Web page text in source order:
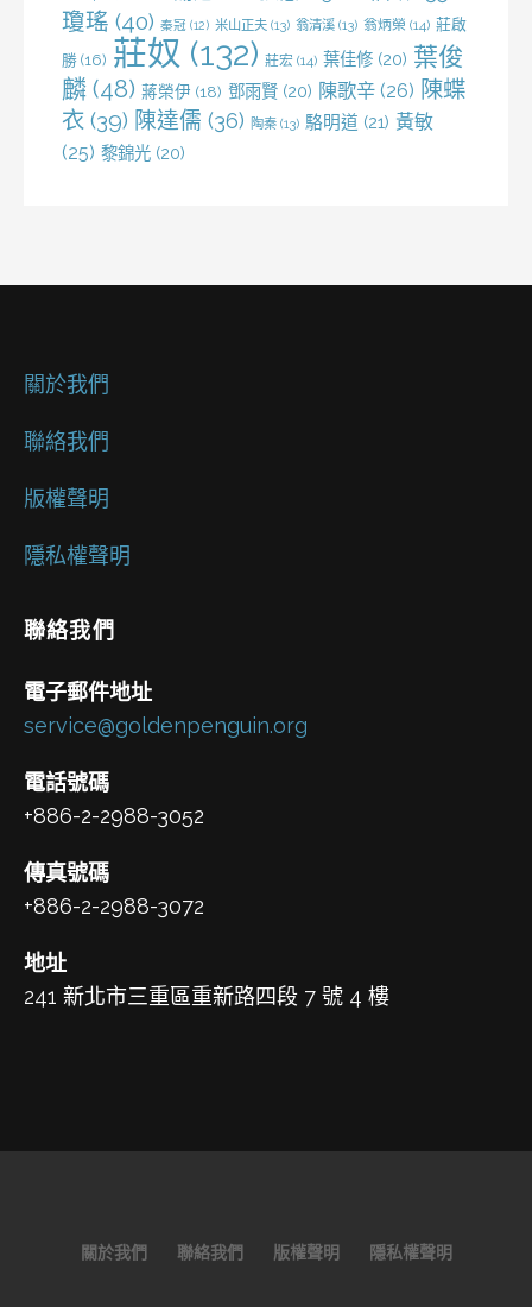
瓊瑤 (40) 秦冠 (12) 米山正夫 (13) 翁清溪 (13) 翁炳榮 (14) 莊啟
勝 (16) 莊奴 (132) 莊宏 (14) 葉佳修 (20) 葉俊
麟 (48) 蔣榮伊 (18) 鄧雨賢 (20) 陳歌辛 (26) 陳蝶
衣 (39) 陳達儒 (36) 陶秦 (13) 駱明道 (21) 黃敏
(25) 黎錦光 (20)
關於我們
聯絡我們
版權聲明
隱私權聲明
聯絡我們
電子郵件地址
service@goldenpenguin.org
電話號碼
+886-2-2988-3052
傳真號碼
+886-2-2988-3072
地址
241 新北市三重區重新路四段 7 號 4 樓
關於我們 聯絡我們 版權聲明 隱私權聲明